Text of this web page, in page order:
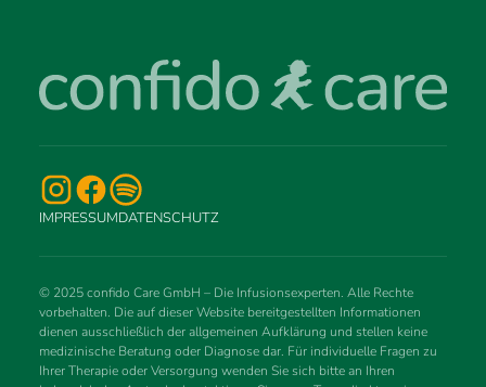
IMPRESSUMDATENSCHUTZ
© 2025 confido Care GmbH – Die Infusionsexperten. Alle Rechte
vorbehalten. Die auf dieser Website bereitgestellten Informationen
dienen ausschließlich der allgemeinen Aufklärung und stellen keine
medizinische Beratung oder Diagnose dar. Für individuelle Fragen zu
Ihrer Therapie oder Versorgung wenden Sie sich bitte an Ihren